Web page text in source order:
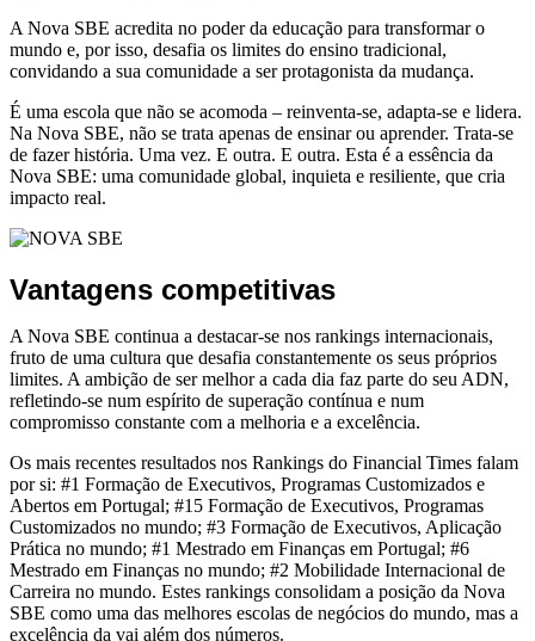
A Nova SBE acredita no poder da educação para transformar o
mundo e, por isso, desafia os limites do ensino tradicional,
convidando a sua comunidade a ser protagonista da mudança.
É uma escola que não se acomoda – reinventa-se, adapta-se e lidera.
Na Nova SBE, não se trata apenas de ensinar ou aprender. Trata-se
de fazer história. Uma vez. E outra. E outra. Esta é a essência da
Nova SBE: uma comunidade global, inquieta e resiliente, que cria
impacto real.
Vantagens competitivas
A Nova SBE continua a destacar-se nos rankings internacionais,
fruto de uma cultura que desafia constantemente os seus próprios
limites. A ambição de ser melhor a cada dia faz parte do seu ADN,
refletindo-se num espírito de superação contínua e num
compromisso constante com a melhoria e a excelência.
Os mais recentes resultados nos Rankings do Financial Times falam
por si: #1 Formação de Executivos, Programas Customizados e
Abertos em Portugal; #15 Formação de Executivos, Programas
Customizados no mundo; #3 Formação de Executivos, Aplicação
Prática no mundo; #1 Mestrado em Finanças em Portugal; #6
Mestrado em Finanças no mundo; #2 Mobilidade Internacional de
Carreira no mundo. Estes rankings consolidam a posição da Nova
SBE como uma das melhores escolas de negócios do mundo, mas a
excelência da vai além dos números.